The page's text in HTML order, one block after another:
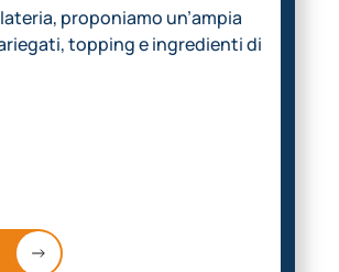
proponiamo un’ampia
topping e ingredienti di